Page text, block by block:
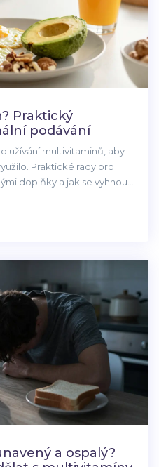
Praktický
podávání
užívání multivitaminů, aby
Praktické rady pro
doplňky a jak se vyhnout
a ospalý?